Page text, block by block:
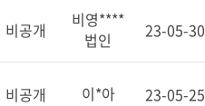
비공개
비영****
법인
23-05-30
비공개 이*아 23-05-25